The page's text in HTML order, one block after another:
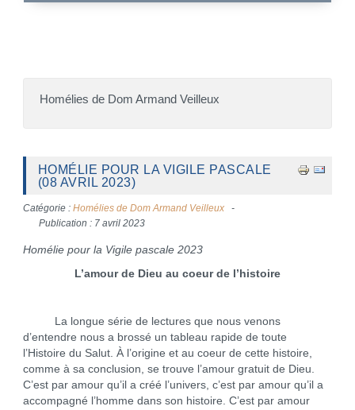
Homélies de Dom Armand Veilleux
HOMÉLIE POUR LA VIGILE PASCALE
(08 AVRIL 2023)
Catégorie : Homélies de Dom Armand Veilleux
Publication : 7 avril 2023
Homélie pour la Vigile pascale 2023
L’amour de Dieu au coeur de l’histoire
La longue série de lectures que nous venons
d’entendre nous a brossé un tableau rapide de toute
l’Histoire du Salut. À l’origine et au coeur de cette histoire,
comme à sa conclusion, se trouve l’amour gratuit de Dieu.
C’est par amour qu’il a créé l’univers, c’est par amour qu’il a
accompagné l’homme dans son histoire. C’est par amour